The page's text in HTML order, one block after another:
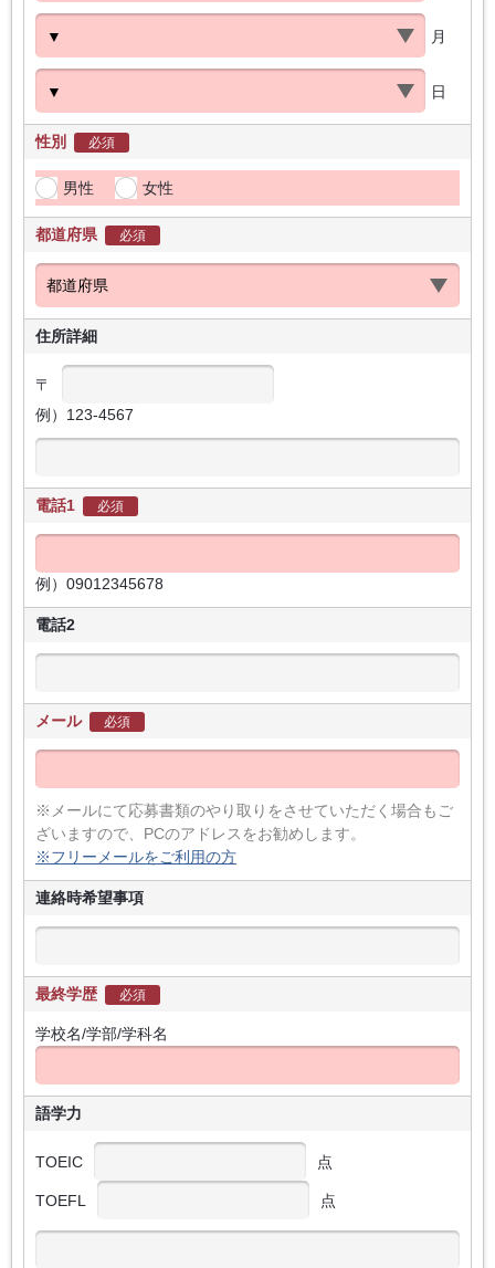
月
日
性別 必須
男性 女性
都道府県 必須
住所詳細
〒
例）123-4567
電話1 必須
例）09012345678
電話2
メール 必須
※メールにて応募書類のやり取りをさせていただく場合もご
ざいますので、PCのアドレスをお勧めします。
※フリーメールをご利用の方
連絡時希望事項
最終学歴 必須
学校名/学部/学科名
語学力
TOEIC 点
TOEFL 点